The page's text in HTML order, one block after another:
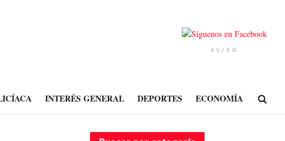
AVISO
INTERÉS GENERAL DEPORTES ECONOMÍA